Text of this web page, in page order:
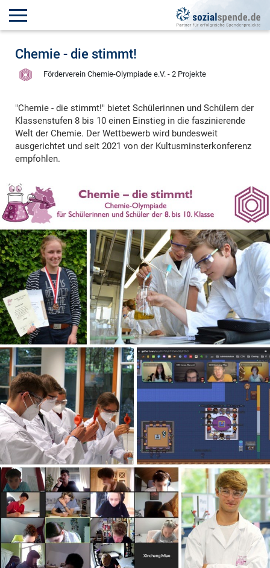
Chemie - die stimmt!
Förderverein Chemie-Olympiade e.V. - 2 Projekte
"Chemie - die stimmt!" bietet Schülerinnen und Schülern der
Klassenstufen 8 bis 10 einen Einstieg in die faszinierende
Welt der Chemie. Der Wettbewerb wird bundesweit
ausgerichtet und seit 2021 von der Kultusminsterkonferenz
empfohlen.